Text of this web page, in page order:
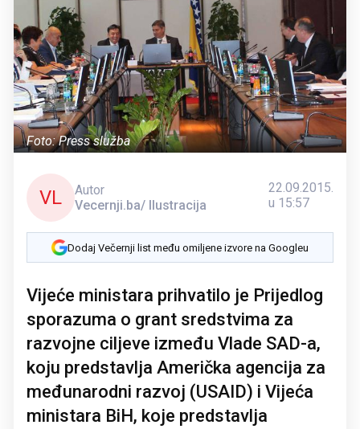
Foto: Press služba
VL
Autor
Vecernji.ba/ Ilustracija
22.09.2015.
u 15:57
Dodaj Večernji list među omiljene izvore na Googleu
Vijeće ministara prihvatilo je Prijedlog
sporazuma o grant sredstvima za
razvojne ciljeve između Vlade SAD-a,
koju predstavlja Američka agencija za
međunarodni razvoj (USAID) i Vijeća
ministara BiH, koje predstavlja